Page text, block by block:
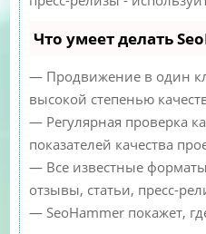
Что умеет делать
— Продвижение в один
высокой степенью
— Регулярная проверка
показателей качества
— Все известные
отзывы, статьи, пресс-
— SeoHammer покажет,